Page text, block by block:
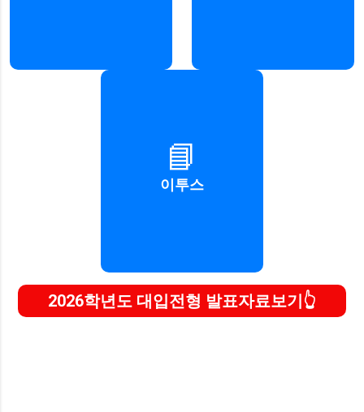
📘
이투스
수능 대비 강의와 학습 자료를
제공하는 온라인 교육 플랫폼
자세히 보기
2026학년도 대입전형 발표자료보기